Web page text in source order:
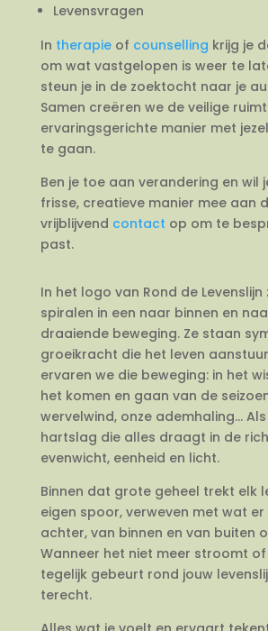
Levensvragen
In therapieof counselling krijg je
om wat vastgelopen is weer te
steun je in de zoektocht naar je
Samen creëren we de veilige
ervaringsgerichte manier met
te gaan.
Ben je toe aan verandering en wil
frisse, creatieve manier mee aan
vrijblijvend contact op om te
past.
In het logo van Rond de Levenslijn
spiralen in een naar binnen en
draaiende beweging. Ze staan
groeikracht die het leven
ervaren we die beweging: in het
het komen en gaan van de
wervelwind, onze ademhaling…
hartslag die alles draagt in de
evenwicht, eenheid en licht.
Binnen dat grote geheel trekt elk
eigen spoor, verweven met wat
achter, van binnen en van buiten
Wanneer het niet meer stroomt
tegelijk gebeurt rond jouw
terecht.